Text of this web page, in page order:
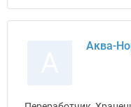
Аква-